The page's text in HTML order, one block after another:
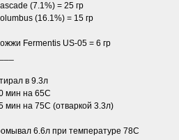
(7.1%) = 25 гр
(16.1%) = 15 гр
Fermentis US-05 = 6 гр
в 9.3л
мин на 65С
мин на 75С (отваркой 3.3л)
6.6л при температуре 78C